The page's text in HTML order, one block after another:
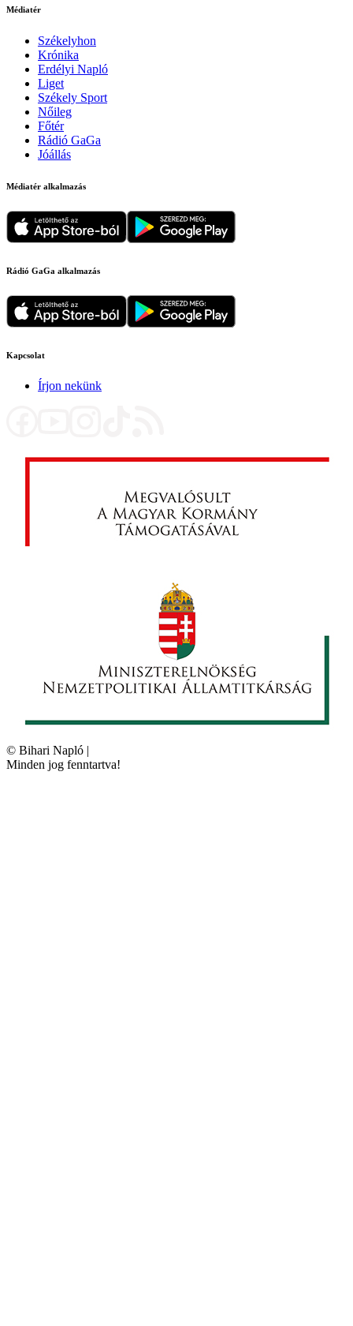
Médiatér
Székelyhon
Krónika
Erdélyi Napló
Liget
Székely Sport
Nőileg
Főtér
Rádió GaGa
Jóállás
Médiatér alkalmazás
Rádió GaGa alkalmazás
Kapcsolat
Írjon nekünk
© Bihari Napló
Minden jog fenntartva!